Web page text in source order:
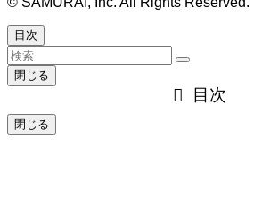
目次
閉じる
目次
閉じる